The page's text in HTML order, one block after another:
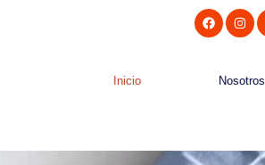
Inicio Nosotros